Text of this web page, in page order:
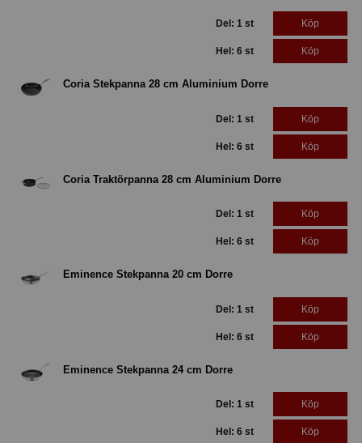
Del: 1 st Köp
Hel: 6 st Köp
Coria Stekpanna 28 cm Aluminium Dorre
Del: 1 st Köp
Hel: 6 st Köp
Coria Traktörpanna 28 cm Aluminium Dorre
Del: 1 st Köp
Hel: 6 st Köp
Eminence Stekpanna 20 cm Dorre
Del: 1 st Köp
Hel: 6 st Köp
Eminence Stekpanna 24 cm Dorre
Del: 1 st Köp
Hel: 6 st Köp